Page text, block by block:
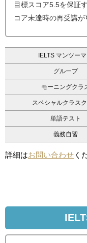
目標スコア5.5を保証
コア未達時の再受講が
IELTS マンツー
グループ
モーニングクラ
スペシャルクラス
単語テスト
義務自習
詳細はお問い合わせ く